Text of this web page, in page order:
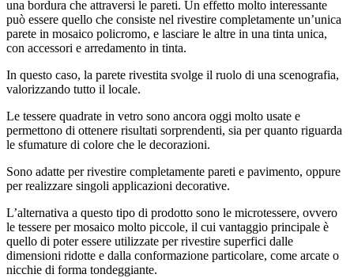
una bordura che attraversi le pareti. Un effetto molto interessante
può essere quello che consiste nel rivestire completamente un’unica
parete in mosaico policromo, e lasciare le altre in una tinta unica,
con accessori e arredamento in tinta.
In questo caso, la parete rivestita svolge il ruolo di una scenografia,
valorizzando tutto il locale.
Le tessere quadrate in vetro sono ancora oggi molto usate e
permettono di ottenere risultati sorprendenti, sia per quanto riguarda
le sfumature di colore che le decorazioni.
Sono adatte per rivestire completamente pareti e pavimento, oppure
per realizzare singoli applicazioni decorative.
L’alternativa a questo tipo di prodotto sono le microtessere, ovvero
le tessere per mosaico molto piccole, il cui vantaggio principale è
quello di poter essere utilizzate per rivestire superfici dalle
dimensioni ridotte e dalla conformazione particolare, come arcate o
nicchie di forma tondeggiante.